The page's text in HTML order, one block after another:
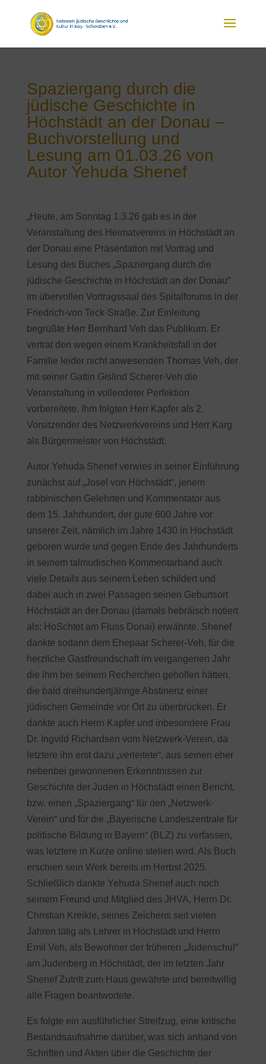
Spaziergang durch die
jüdische Geschichte in
Höchstädt an der Donau –
Buchvorstellung und
Lesung am 01.03.26 von
Autor Yehuda Shenef
„Heute, am Sonntag 1.3.26 gab es in der
Veranstaltung des Heimatvereins in Höchstädt an
der Donau eine Präsentation mit Vortrag und
Lesung des Buches „Spaziergang durch die
jüdische Geschichte in Höchstädt an der Donau“
im übervollen Vortragssaal des Spitalforums in der
Friedrich-von Teck-Straße. Zur Einleitung
begrüßte Herr Bernhard Veh das Publikum. Er
vertrat den wegen einem Krankheitsfall in der
Familie leider nicht anwesenden Thomas Veh, der
mit seiner Gattin Gislind Scherer-Veh die
Veranstaltung in vollendeter Perfektion
vorbereitete. Ihm folgten Herr Kapfer als 2.
Vorsitzender des Netzwerkvereins und Herr Karg
als Bürgermeister von Höchstädt.
Autor Yehuda Shenef verwies in seiner Einführung
zunächst auf „Josel von Höchstädt“, jenem
rabbinischen Gelehrten und Kommentator aus
dem 15. Jahrhundert, der gute 600 Jahre vor
unserer Zeit, nämlich im Jahre 1430 in Höchstädt
geboren wurde und gegen Ende des Jahrhunderts
in seinem talmudischen Kommentarband auch
viele Details aus seinem Leben schildert und
dabei auch in zwei Passagen seinen Geburtsort
Höchstädt an der Donau (damals hebräisch notiert
als: HoSchtet am Fluss Donai) erwähnte. Shenef
dankte sodann dem Ehepaar Scherer-Veh, für die
herzliche Gastfreundschaft im vergangenen Jahr
die ihm bei seinem Recherchen geholfen hätten,
die bald dreihundertjährige Abstinenz einer
jüdischen Gemeinde vor Ort zu überbrücken. Er
dankte auch Herrn Kapfer und inbesondere Frau
Dr. Ingvild Richardsen vom Netzwerk-Verein, da
letztere ihn erst dazu „verleitete“, aus seinen eher
nebenbei gewonnenen Erkenntnissen zur
Geschichte der Juden in Höchstädt einen Bericht,
bzw. einen „Spaziergang“ für den „Netzwerk-
Verein“ und für die „Bayerische Landeszentrale für
politische Bildung in Bayern“ (BLZ) zu verfassen,
was letztere in Kürze online stellen wird. Als Buch
erschien sein Werk bereits im Herbst 2025.
Schließlich dankte Yehuda Shenef auch noch
seinem Freund und Mitglied des JHVA, Herrn Dr.
Christian Kreikle, seines Zeichens seit vielen
Jahren tätig als Lehrer in Höchstädt und Herrn
Emil Veh, als Bewohner der früheren „Judenschul“
am Judenberg in Höchstädt, der im letzten Jahr
Shenef Zutritt zum Haus gewährte und bereitwillig
alle Fragen beantwortete.
Es folgte ein ausführlicher Streifzug, eine kritische
Bestandsaufnahme darüber, was sich anhand von
Schriften und Akten über die Geschichte der